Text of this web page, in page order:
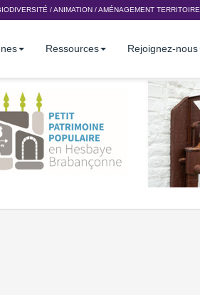
/ANIMATION /AMÉNAGEMENT TERRITOIRE
Ressources Rejoignez-nous